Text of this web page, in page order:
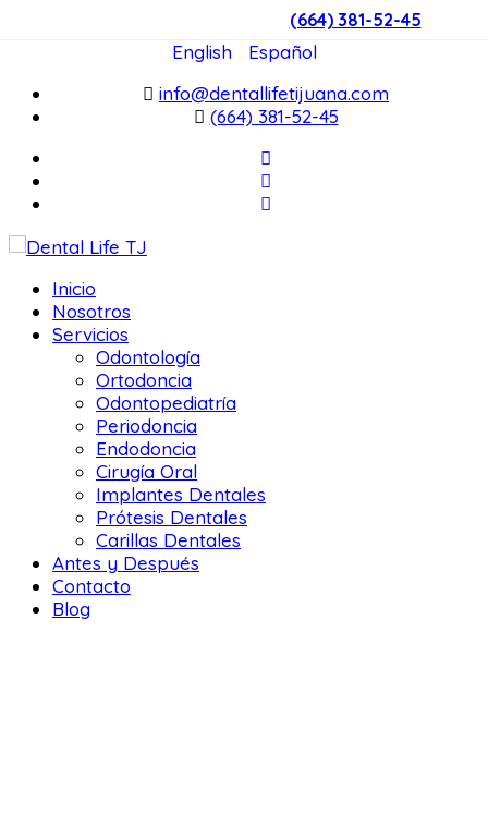
(664) 381-52-45
English
Español
info@dentallifetijuana.com
(664) 381-52-45
Inicio
Nosotros
Servicios
Odontología
Ortodoncia
Odontopediatría
Periodoncia
Endodoncia
Cirugía Oral
Implantes Dentales
Prótesis Dentales
Carillas Dentales
Antes y Después
Contacto
Blog